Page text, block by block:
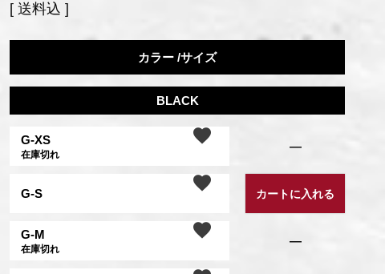
送料込
カラー サイズ
BLACK
G-XS
在庫切れ
—
G-S カートに入れる
G-M
在庫切れ
—